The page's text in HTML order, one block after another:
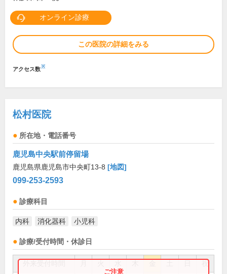
オンライン診療
この医院の詳細をみる
アクセス数※
松村医院
所在地・電話番号
鹿児島中央駅前停留場
鹿児島県鹿児島市中央町13-8 [地図]
099-253-2593
診療科目
内科 消化器科 小児科
診療/受付時間・休診日
祝